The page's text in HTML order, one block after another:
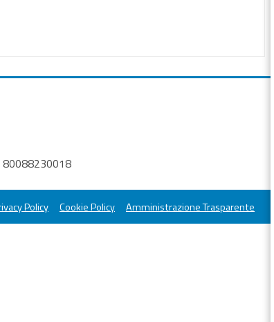
80088230018
Policy Cookie Policy Amministrazione Trasparente